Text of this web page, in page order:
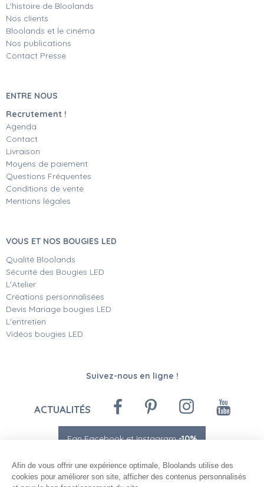
L'histoire de Bloolands
Nos clients
Bloolands et le cinéma
Nos publications
Contact Presse
ENTRE NOUS
Recrutement !
Agenda
Contact
Livraison
Moyens de paiement
Questions Fréquentes
Conditions de vente
Mentions légales
VOUS ET NOS BOUGIES LED
Qualité Bloolands
Sécurité des Bougies LED
L'Atelier
Créations personnalisées
Devis Mariage bougies LED
L'entretien
Vidéos bougies LED
Suivez-nous en ligne !
ACTUALITÉS
Fan Facebook et Instagram-10%
Afin de vous offrir une expérience optimale, Bloolands utilise des
cookies pour améliorer son site, afficher des contenus personnalisés